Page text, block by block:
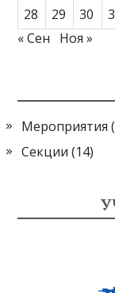
28
29 30
« Сен
Ноя »
Мероприятия
Секции (14)